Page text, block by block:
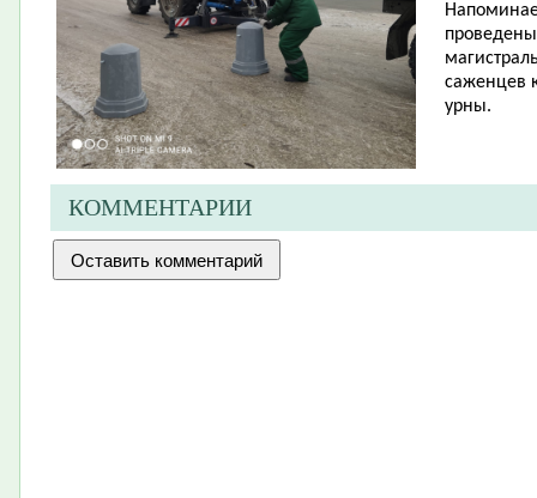
проведены
саженцев
урны.
КОММЕНТАРИИ